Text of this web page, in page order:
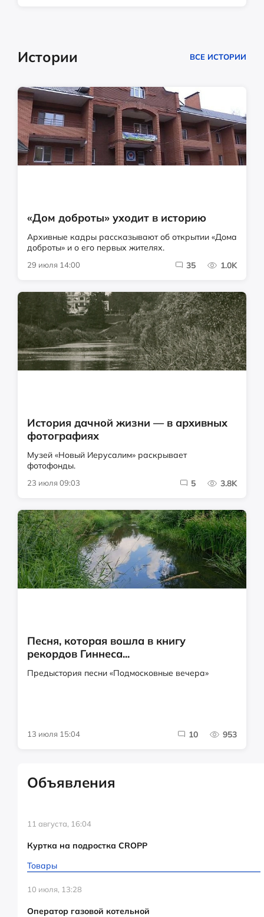
Истории ВСЕ ИСТОРИИ
«Дом доброты» уходит в историю
Архивные кадры рассказывают об открытии «Дома
доброты» и о его первых жителях.
29 июля 14:00 35 1.0K
История дачной жизни — в архивных
фотографиях
Музей «Новый Иерусалим» раскрывает
фотофонды.
23 июля 09:03 5 3.8K
Песня, которая вошла в книгу
рекордов Гиннеса...
Предыстория песни «Подмосковные вечера»
13 июля 15:04 10 953
Объявления
11 августа, 16:04
Куртка на подростка CROPP
Товары
10 июля, 13:28
Оператор газовой котельной